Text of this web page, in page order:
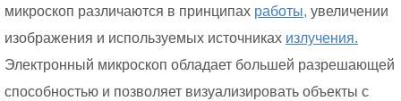
микроскоп различаются в принципах работы, увеличении
изображения и используемых источниках излучения.
Электронный микроскоп обладает большей разрешающей
способностью и позволяет визуализировать объекты с